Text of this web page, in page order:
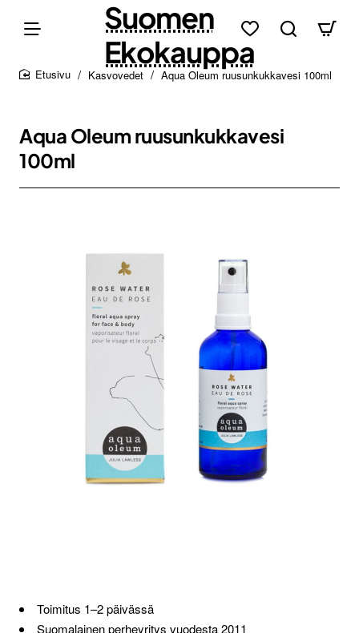
Suomen
Ekokauppa
Kasvovedet Aqua Oleum ruusunkukkavesi 100ml
Aqua Oleum ruusunkukkavesi
100ml
Toimitus 1–2 päivässä
Suomalainen perheyritys vuodesta 2011